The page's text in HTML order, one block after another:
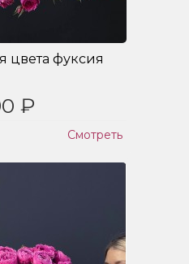
цвета фуксия
₽
Смотреть